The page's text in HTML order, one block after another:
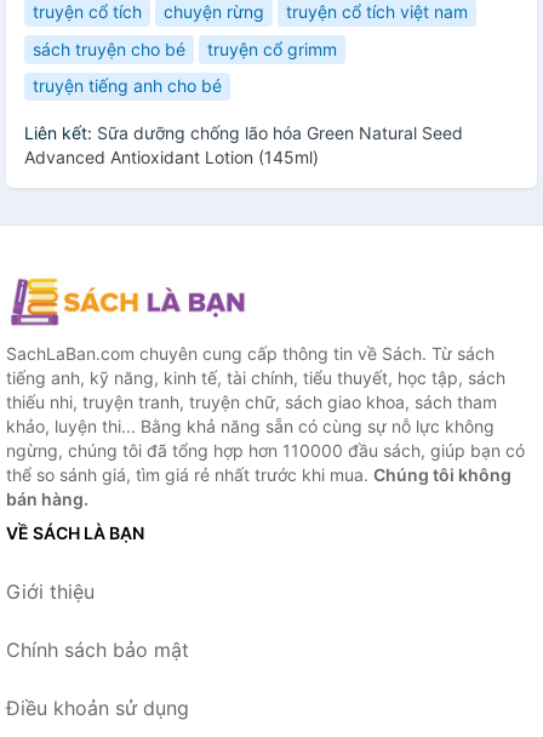
truyện cổ tích
chuyện rừng
truyện cổ tích việt nam
sách truyện cho bé
truyện cổ grimm
truyện tiếng anh cho bé
Liên kết: Sữa dưỡng chống lão hóa Green Natural Seed
Advanced Antioxidant Lotion (145ml)
SachLaBan.com chuyên cung cấp thông tin về Sách. Từ sách
tiếng anh, kỹ năng, kinh tế, tài chính, tiểu thuyết, học tập, sách
thiếu nhi, truyện tranh, truyện chữ, sách giao khoa, sách tham
khảo, luyện thi... Bằng khả năng sẵn có cùng sự nỗ lực không
ngừng, chúng tôi đã tổng hợp hơn 110000 đầu sách, giúp bạn có
thể so sánh giá, tìm giá rẻ nhất trước khi mua. Chúng tôi không
bán hàng.
VỀ SÁCH LÀ BẠN
Giới thiệu
Chính sách bảo mật
Điều khoản sử dụng